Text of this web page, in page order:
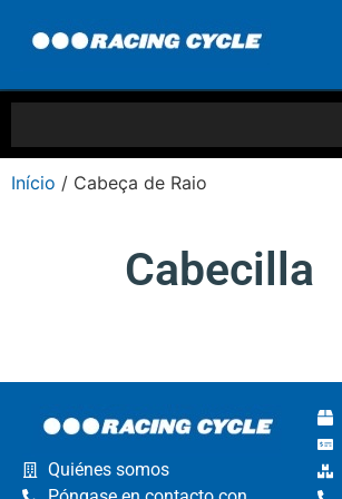
Início / Cabeça de Raio
Cabecilla
Quiénes somos